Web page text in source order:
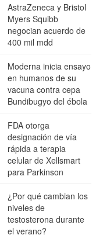
AstraZeneca y Bristol
Myers Squibb
negocian acuerdo de
400 mil mdd
Moderna inicia ensayo
en humanos de su
vacuna contra cepa
Bundibugyo del ébola
FDA otorga
designación de vía
rápida a terapia
celular de Xellsmart
para Parkinson
¿Por qué cambian los
niveles de
testosterona durante
el verano?